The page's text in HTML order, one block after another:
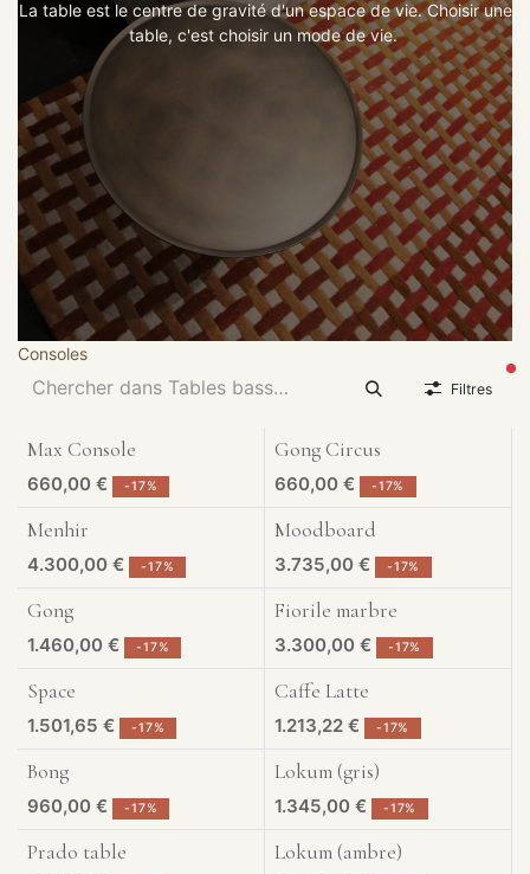
La table est le centre de gravité d'un espace de vie. Choisir une
table, c'est choisir un mode de vie.
Consoles
Filtres
Exposé à Liège
Max Console
660,00 € -17%
Exposé à Liège
Gong Circus
660,00€ -17%
Exposé à Liège
Menhir
4.300,00 € -17%
Exposé à Liège
Moodboard
3.735,00€ -17%
Exposé à Liège
Gong
1.460,00 € -17%
Exposé à Liège
Fiorile marbre
3.300,00€ -17%
Exposé à Liège
Space
1.501,65 € -17%
Exposé à Liège
Caffe Latte
1.213,22€ -17%
Exposé à Liège
Bong
960,00 € -17%
Exposé à Liège
Lokum (gris)
1.345,00€ -17%
Exposé à Liège
Prado table Exposé à Liège
Lokum (ambre)